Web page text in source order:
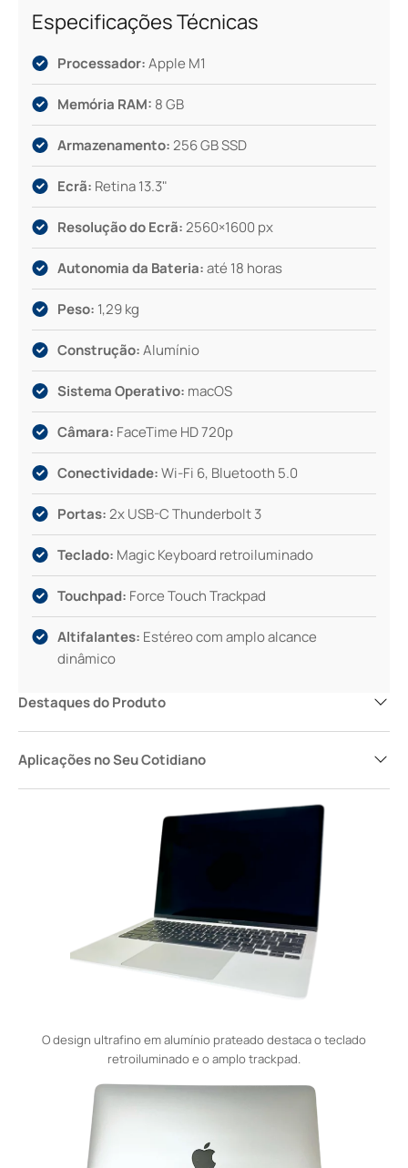
Especificações Técnicas
Processador:Apple M1
Memória RAM: 8 GB
Armazenamento:256 GB SSD
Ecrã: Retina 13.3"
Resolução do Ecrã:2560×1600 px
Autonomia da Bateria:até 18 horas
Peso: 1,29 kg
Construção:Alumínio
Sistema Operativo: macOS
Câmara: FaceTime HD 720p
Conectividade:Wi-Fi 6, Bluetooth 5.0
Portas:2x USB-C Thunderbolt 3
Teclado: Magic Keyboard retroiluminado
Touchpad: Force Touch Trackpad
Altifalantes: Estéreo com amplo alcance
dinâmico
Destaques do Produto
Aplicações no Seu Cotidiano
O design ultrafino em alumínio prateado destaca o teclado
retroiluminado e o amplo trackpad.